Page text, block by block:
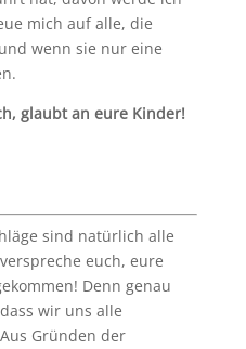
mich auf alle, die
wenn sie nur eine
glaubt an eure Kinder!
sind natürlich alle
euch, eure
Denn genau
wir uns alle
Gründen der